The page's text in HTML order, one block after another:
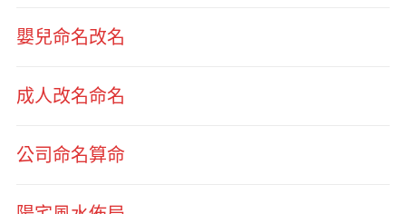
嬰兒命名改名
成人改名命名
公司命名算命